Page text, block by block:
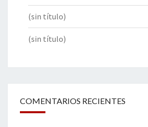
(sin título)
(sin título)
COMENTARIOS RECIENTES